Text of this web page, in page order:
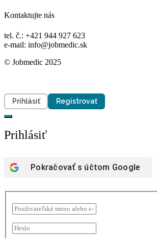
Kontaktujte nás
tel. č.: +421 944 927 623
e-mail: info@jobmedic.sk
© Jobmedic 2025
Prihlásiť Registrovať
Prihlásiť
Pokračovať s účtom Google